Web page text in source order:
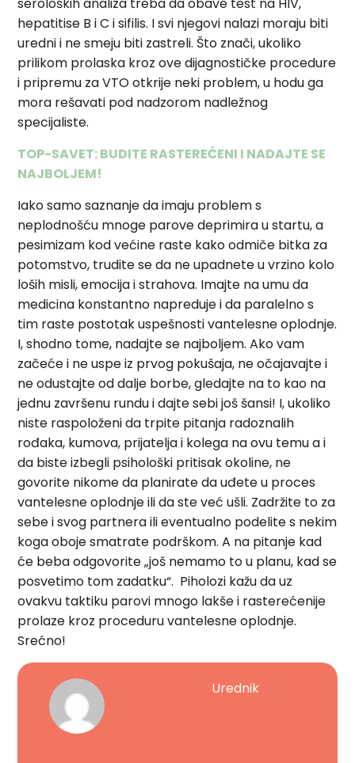
seroloških analiza treba da obave test na HIV,
hepatitise B i C i sifilis. I svi njegovi nalazi moraju biti
uredni i ne smeju biti zastreli. Što znači, ukoliko
prilikom prolaska kroz ove dijagnostičke procedure
i pripremu za VTO otkrije neki problem, u hodu ga
mora rešavati pod nadzorom nadležnog
specijaliste.
TOP-SAVET: BUDITE RASTEREĆENI I NADAJTE SE
NAJBOLJEM!
Iako samo saznanje da imaju problem s
neplodnošću mnoge parove deprimira u startu, a
pesimizam kod većine raste kako odmiče bitka za
potomstvo, trudite se da ne upadnete u vrzino kolo
loših misli, emocija i strahova. Imajte na umu da
medicina konstantno napreduje i da paralelno s
tim raste postotak uspešnosti vantelesne oplodnje.
I, shodno tome, nadajte se najboljem. Ako vam
začeće i ne uspe iz prvog pokušaja, ne očajavajte i
ne odustajte od dalje borbe, gledajte na to kao na
jednu završenu rundu i dajte sebi još šansi! I, ukoliko
niste raspoloženi da trpite pitanja radoznalih
rođaka, kumova, prijatelja i kolega na ovu temu a i
da biste izbegli psihološki pritisak okoline, ne
govorite nikome da planirate da uđete u proces
vantelesne oplodnje ili da ste već ušli. Zadržite to za
sebe i svog partnera ili eventualno podelite s nekim
koga oboje smatrate podrškom. A na pitanje kad
će beba odgovorite „još nemamo to u planu, kad se
posvetimo tom zadatku“. Piholozi kažu da uz
ovakvu taktiku parovi mnogo lakše i rasterećenije
prolaze kroz proceduru vantelesne oplodnje.
Srećno!
Urednik